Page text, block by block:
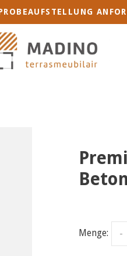
Beton
Menge: -